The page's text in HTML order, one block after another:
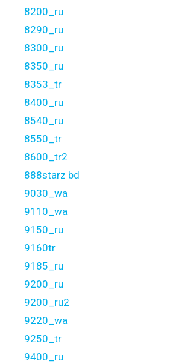
8200_ru
8290_ru
8300_ru
8350_ru
8353_tr
8400_ru
8540_ru
8550_tr
8600_tr2
888starz bd
9030_wa
9110_wa
9150_ru
9160tr
9185_ru
9200_ru
9200_ru2
9220_wa
9250_tr
9400_ru